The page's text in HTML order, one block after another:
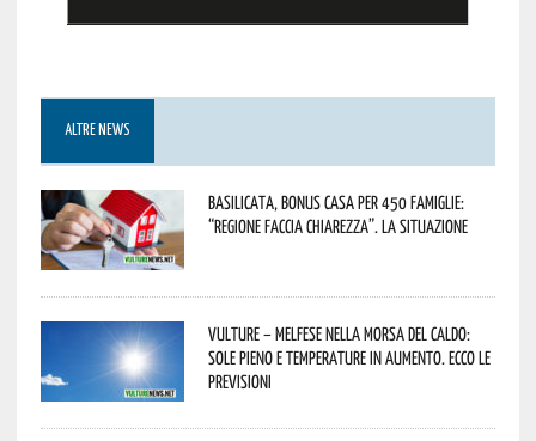
ALTRE NEWS
Basilicata, Bonus casa per 450 famiglie:
“Regione faccia chiarezza”. La situazione
Vulture – melfese nella morsa del caldo:
sole pieno e temperature in aumento. Ecco le
previsioni